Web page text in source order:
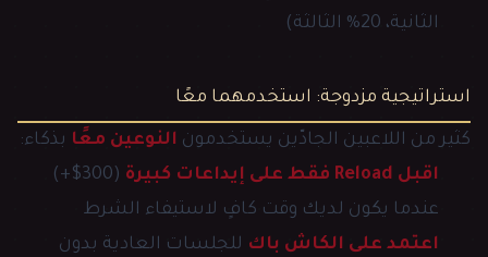
الثانية، 20% الثالثة)
استراتيجية مزدوجة: استخدمهما معًا
كثير من اللاعبين الجادّين يستخدمون النوعين معًا بذكاء:
اقبل Reload فقط على إيداعات كبيرة
(300$+)
عندما يكون لديك وقت كافٍ لاستيفاء الشرط
اعتمد على الكاش باك للجلسات العادية بدون